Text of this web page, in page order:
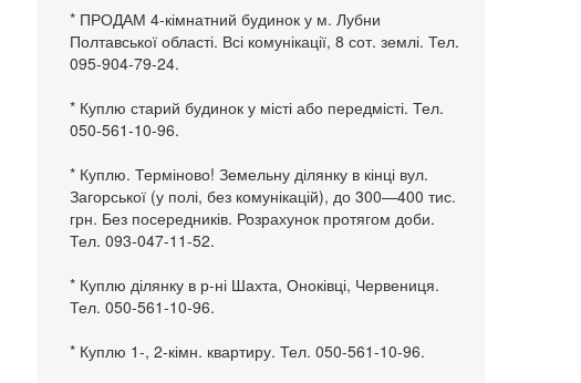
* ПРОДАМ 4-кімнатний будинок у м. Лубни
Полтавської області. Всі комунікації, 8 сот. землі. Тел.
095-904-79-24.
* Куплю старий будинок у місті або передмісті. Тел.
050-561-10-96.
* Куплю. Терміново! Земельну ділянку в кінці вул.
Загорської (у полі, без комунікацій), до 300—400 тис.
грн. Без посередників. Розрахунок протягом доби.
Тел. 093-047-11-52.
* Куплю ділянку в р-ні Шахта, Оноківці, Червениця.
Тел. 050-561-10-96.
* Куплю 1-, 2-кімн. квартиру. Тел. 050-561-10-96.